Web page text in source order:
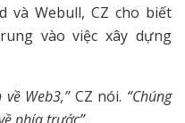
và Webull, CZ cho biết
vào việc xây dựng
Web3,” CZ nói. “Chúng